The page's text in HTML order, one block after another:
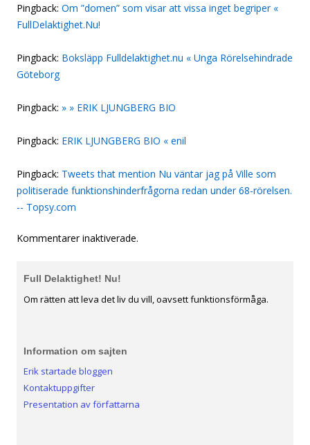
Pingback: Om ”domen” som visar att vissa inget begriper «
FullDelaktighet.Nu!
Pingback: Boksläpp Fulldelaktighet.nu « Unga Rörelsehindrade
Göteborg
Pingback: » » ERIK LJUNGBERG BIO
Pingback: ERIK LJUNGBERG BIO « enil
Pingback: Tweets that mention Nu väntar jag på Ville som
politiserade funktionshinderfrågorna redan under 68-rörelsen.
-- Topsy.com
Kommentarer inaktiverade.
Full Delaktighet! Nu!
Om rätten att leva det liv du vill, oavsett funktionsförmåga.
Information om sajten
Erik startade bloggen
Kontaktuppgifter
Presentation av författarna